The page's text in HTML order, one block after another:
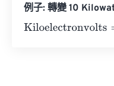
例子: 轉變 10
Kiloelectronvolts=